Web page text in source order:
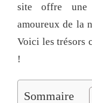
site offre une
amoureux de la
Voici les trésors
!
Sommaire